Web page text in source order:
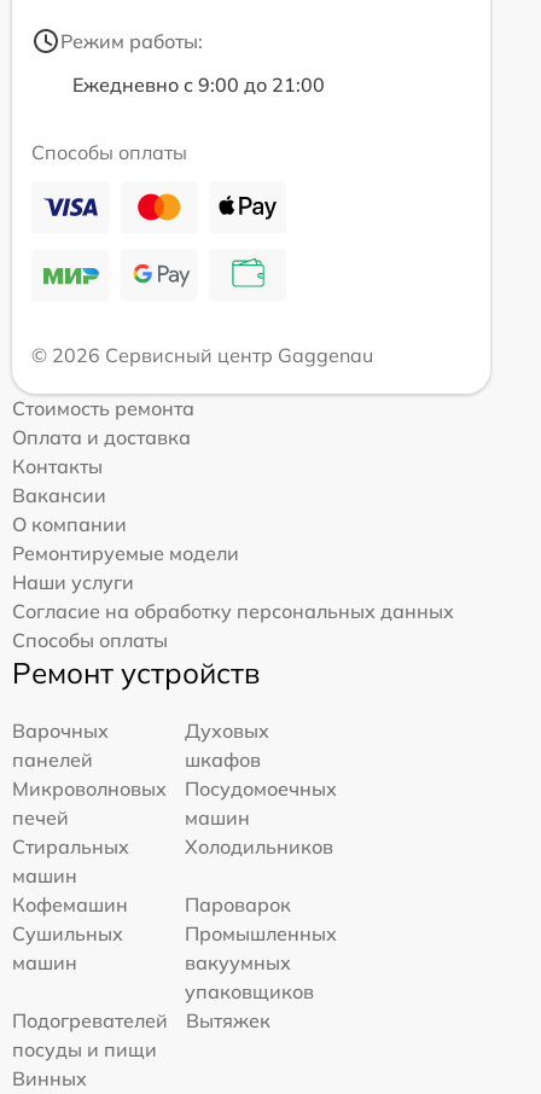
Режим работы:
Ежедневно с 9:00 до 21:00
Способы оплаты
© 2026 Сервисный центр Gaggenau
Стоимость ремонта
Оплата и доставка
Контакты
Вакансии
О компании
Ремонтируемые модели
Наши услуги
Согласие на обработку персональных данных
Способы оплаты
Ремонт устройств
Варочных
панелей
Духовых
шкафов
Микроволновых
печей
Посудомоечных
машин
Стиральных
машин
Холодильников
Кофемашин
Пароварок
Сушильных
машин
Промышленных
вакуумных
упаковщиков
Подогревателей
посуды и пищи
Вытяжек
Винных